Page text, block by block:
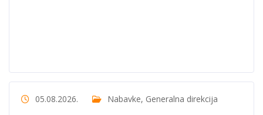
05.08.2026. Nabavke, Generalna direkcija